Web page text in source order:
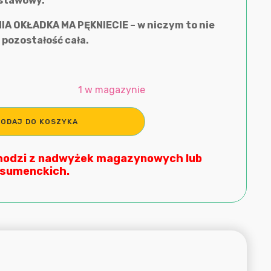
OKŁADKA MA PĘKNIECIE – w niczym to nie
cała.
1 w magazynie
DO KOSZYKA
z nadwyżek magazynowych lub